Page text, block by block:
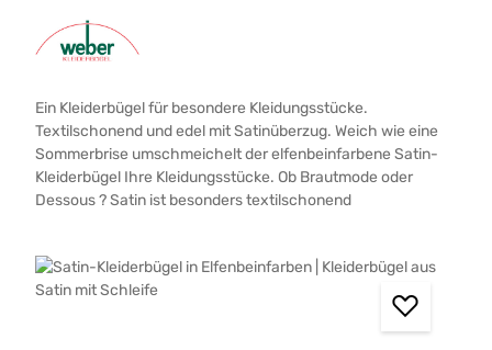
Ein Kleiderbügel für besondere Kleidungsstücke.
Textilschonend und edel mit Satinüberzug. Weich wie eine
Sommerbrise umschmeichelt der elfenbeinfarbene Satin-
Kleiderbügel Ihre Kleidungsstücke. Ob Brautmode oder
Dessous ? Satin ist besonders textilschonend
Bildergalerie überspringen